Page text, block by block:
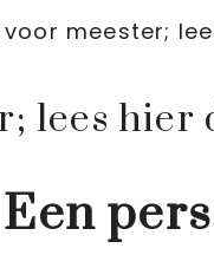
meester;
lees hier